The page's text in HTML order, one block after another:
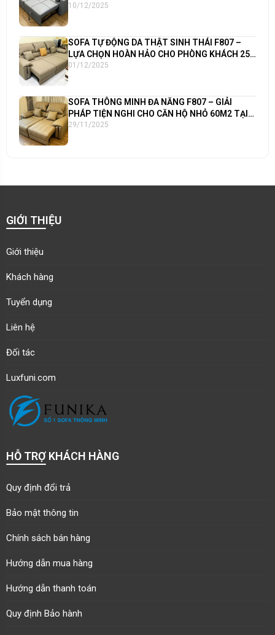
190x190cm Cao Cấp Funika
10/12/2025
SOFA TỰ ĐỘNG DA THẬT SINH THÁI F807 –
LỰA CHỌN HOÀN HẢO CHO PHÒNG KHÁCH 25–
30m² VÀ CĂN HỘ 80m²+
01/12/2025
SOFA THÔNG MINH ĐA NĂNG F807 – GIẢI
PHÁP TIỆN NGHI CHO CĂN HỘ NHỎ 60M2 TẠI
VINHOMES OCEAN PARK
29/11/2025
GIỚI THIỆU
Giới thiệu
Khách hàng
Tuyển dụng
Liên hệ
Đối tác
Luxfuni.com
HỖ TRỢ KHÁCH HÀNG
Quy định đổi trả
Bảo mật thông tin
Chính sách bán hàng
Hướng dẫn mua hàng
Hướng dẫn thanh toán
Quy định Bảo hành